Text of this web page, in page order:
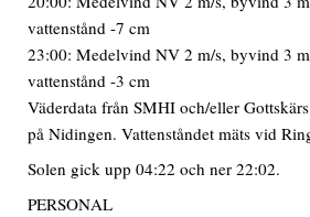
vattenstånd -7 cm
23:00: Medelvind NV 2 m/s, byvind 3
vattenstånd -3 cm
Väderdata från SMHI och/eller
på Nidingen. Vattenståndet mäts vid
Solen gick upp 04:22 och ner 22:02.
PERSONAL